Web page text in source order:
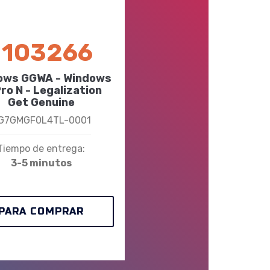
103266
GGWA - Windows
N - Legalization
Get Genuine
0001
de entrega:
3-5 minutos
COMPRAR